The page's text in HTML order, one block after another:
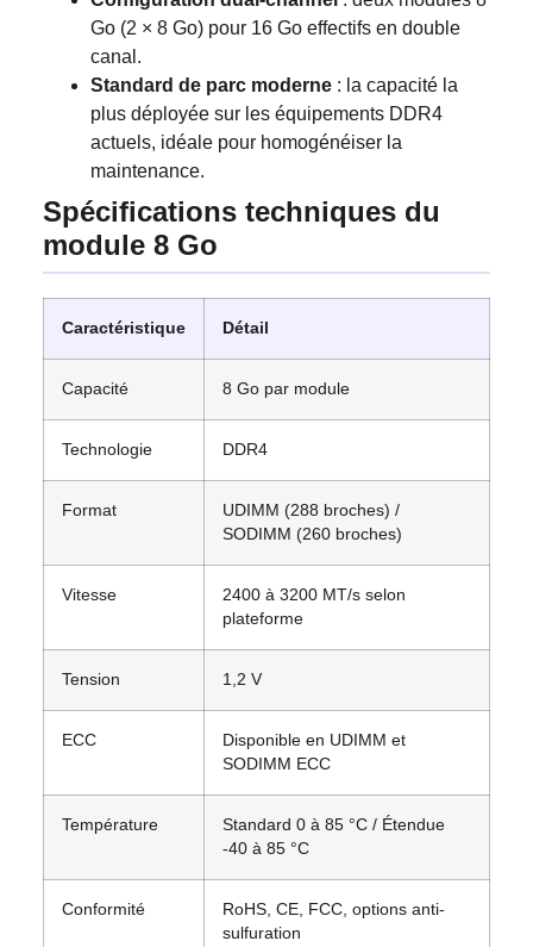
Go (2 × 8 Go) pour 16 Go effectifs en double
canal.
Standard de parc moderne : la capacité la
plus déployée sur les équipements DDR4
actuels, idéale pour homogénéiser la
maintenance.
Spécifications techniques du
module 8 Go
Caractéristique Détail
Capacité 8 Go par module
Technologie DDR4
Format
UDIMM (288 broches) /
SODIMM (260 broches)
Vitesse
2400 à 3200 MT/s selon
plateforme
Tension 1,2 V
ECC
Disponible en UDIMM et
SODIMM ECC
Température
Standard 0 à 85 °C / Étendue
-40 à 85 °C
Conformité
RoHS, CE, FCC, options anti-
sulfuration